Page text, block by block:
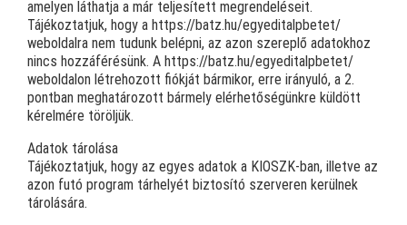
amelyen láthatja a már teljesített megrendeléseit.
Tájékoztatjuk, hogy a https://batz.hu/egyeditalpbetet/
weboldalra nem tudunk belépni, az azon szereplő adatokhoz
nincs hozzáférésünk. A https://batz.hu/egyeditalpbetet/
weboldalon létrehozott fiókját bármikor, erre irányuló, a 2.
pontban meghatározott bármely elérhetőségünkre küldött
kérelmére töröljük.
Adatok tárolása
Tájékoztatjuk, hogy az egyes adatok a KIOSZK-ban, illetve az
azon futó program tárhelyét biztosító szerveren kerülnek
tárolására.